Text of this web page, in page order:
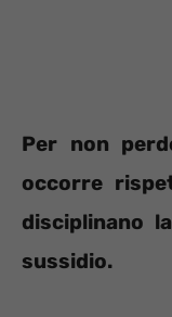
Per non
occorre
disciplinano
sussidio.